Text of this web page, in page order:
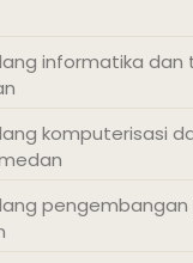
informatika dan
komputerisasi